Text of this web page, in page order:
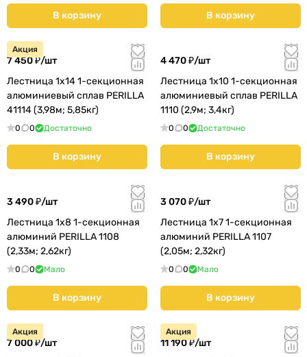
В корзину В корзину
Акция
7 450 ₽/шт
Лестница 1х14 1-секционная
алюминиевый сплав PERILLA
41114 (3,98м; 5,85кг)
0 0 Достаточно
В корзину
4 470 ₽/шт
Лестница 1х10 1-секционная
алюминиевый сплав PERILLA
1110 (2,9м; 3,4кг)
0 0 Достаточно
В корзину
3 490 ₽/шт
Лестница 1х8 1-секционная
алюминий PERILLA 1108
(2,33м; 2,62кг)
0 0 Мало
В корзину
3 070 ₽/шт
Лестница 1х7 1-секционная
алюминий PERILLA 1107
(2,05м; 2,32кг)
0 0 Мало
В корзину
Акция
7 000 ₽/шт
Акция
11 190 ₽/шт